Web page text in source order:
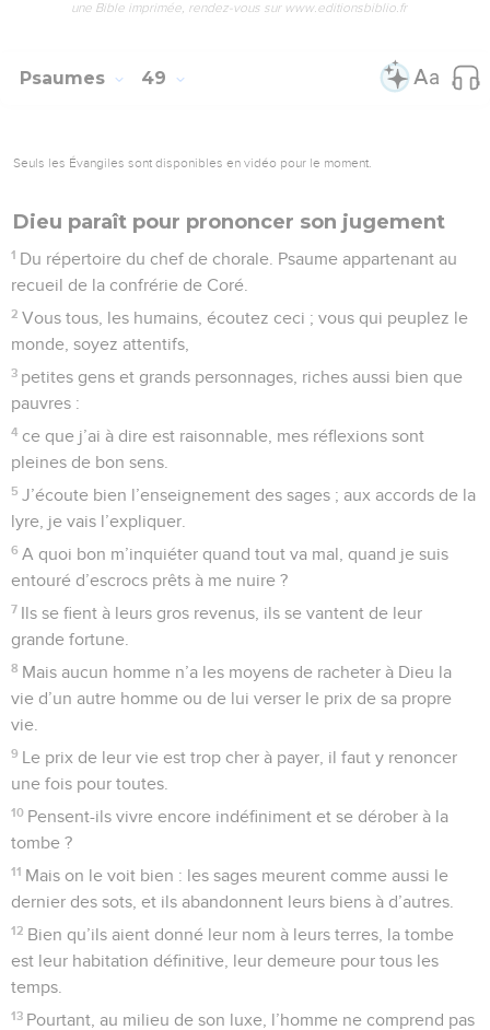
une Bible imprimée, rendez-vous sur www.editionsbiblio.fr
Psaumes 49
Seuls les Évangiles sont disponibles en vidéo pour le moment.
Dieu paraît pour prononcer son jugement
1 Du répertoire du chef de chorale. Psaume appartenant au
recueil de la confrérie de Coré.
2 Vous tous, les humains, écoutez ceci ; vous qui peuplez le
monde, soyez attentifs,
3 petites gens et grands personnages, riches aussi bien que
pauvres :
4 ce que j’ai à dire est raisonnable, mes réflexions sont
pleines de bon sens.
5 J’écoute bien l’enseignement des sages ; aux accords de la
lyre, je vais l’expliquer.
6 A quoi bon m’inquiéter quand tout va mal, quand je suis
entouré d’escrocs prêts à me nuire ?
7 Ils se fient à leurs gros revenus, ils se vantent de leur
grande fortune.
8 Mais aucun homme n’a les moyens de racheter à Dieu la
vie d’un autre homme ou de lui verser le prix de sa propre
vie.
9 Le prix de leur vie est trop cher à payer, il faut y renoncer
une fois pour toutes.
10 Pensent-ils vivre encore indéfiniment et se dérober à la
tombe ?
11 Mais on le voit bien : les sages meurent comme aussi le
dernier des sots, et ils abandonnent leurs biens à d’autres.
12 Bien qu’ils aient donné leur nom à leurs terres, la tombe
est leur habitation définitive, leur demeure pour tous les
temps.
13 Pourtant, au milieu de son luxe, l’homme ne comprend pas